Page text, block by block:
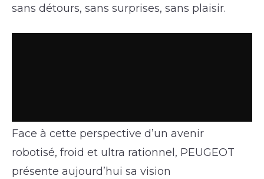
sans détours, sans surprises, sans plaisir.
Face à cette perspective d’un avenir
robotisé, froid et ultra rationnel, PEUGEOT
présente aujourd’hui sa vision